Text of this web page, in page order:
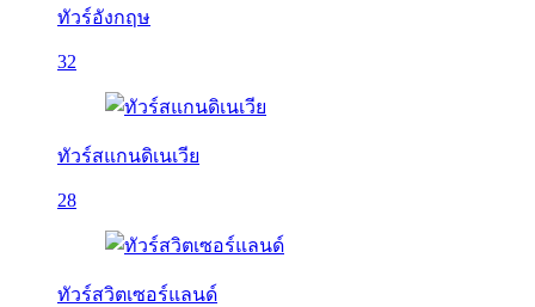
ทัวร์อังกฤษ
32
ทัวร์สแกนดิเนเวีย
28
ทัวร์สวิตเซอร์แลนด์